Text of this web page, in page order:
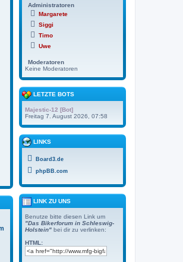
Administratoren
Margarete
Siggi
Timo
Uwe
Moderatoren
Keine Moderatoren
LETZTE BOTS
Majestic-12 [Bot]
Freitag 7. August 2026, 07:58
LINKS
Board3.de
phpBB.com
LINK ZU UNS
Benutze bitte diesen Link um
"Das Bikerforum in Schleswig-
Holstein" bei dir zu verlinken:
HTML: